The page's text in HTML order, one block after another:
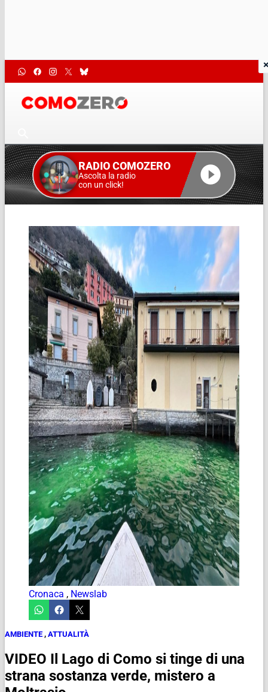
RADIO COMOZERO
Ascolta la radio
con un click!
Cronaca , Newslab
AMBIENTE , ATTUALITÀ
VIDEO Il Lago di Como si tinge di una
strana sostanza verde, mistero a